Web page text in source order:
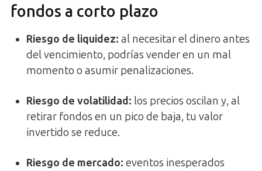
fondos a corto plazo
Riesgo de liquidez: al necesitar el dinero antes
del vencimiento, podrías vender en un mal
momento o asumir penalizaciones.
Riesgo de volatilidad: los precios oscilan y, al
retirar fondos en un pico de baja, tu valor
invertido se reduce.
Riesgo de mercado: eventos inesperados